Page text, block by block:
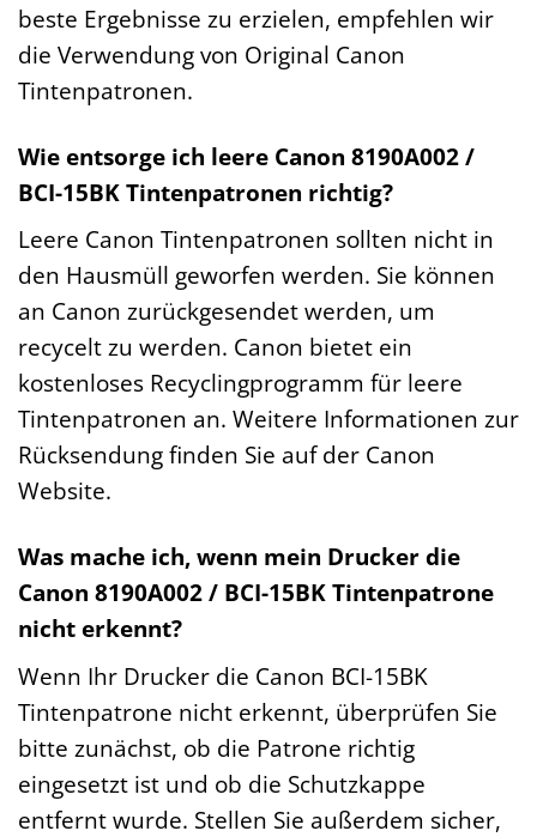
beste Ergebnisse zu erzielen, empfehlen wir
die Verwendung von Original Canon
Tintenpatronen.
Wie entsorge ich leere Canon 8190A002 /
BCI-15BK Tintenpatronen richtig?
Leere Canon Tintenpatronen sollten nicht in
den Hausmüll geworfen werden. Sie können
an Canon zurückgesendet werden, um
recycelt zu werden. Canon bietet ein
kostenloses Recyclingprogramm für leere
Tintenpatronen an. Weitere Informationen zur
Rücksendung finden Sie auf der Canon
Website.
Was mache ich, wenn mein Drucker die
Canon 8190A002 / BCI-15BK Tintenpatrone
nicht erkennt?
Wenn Ihr Drucker die Canon BCI-15BK
Tintenpatrone nicht erkennt, überprüfen Sie
bitte zunächst, ob die Patrone richtig
eingesetzt ist und ob die Schutzkappe
entfernt wurde. Stellen Sie außerdem sicher,